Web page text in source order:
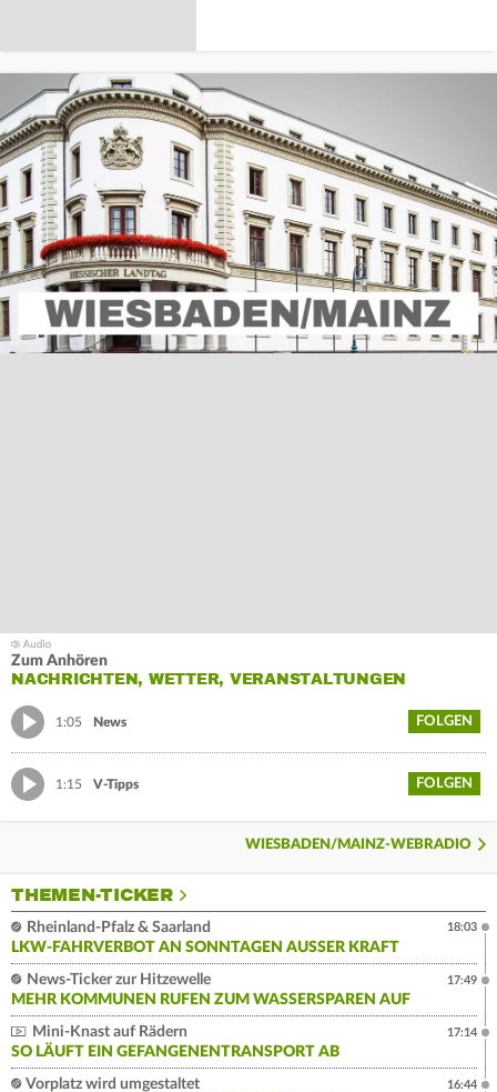
Zum Anhören
NACHRICHTEN, WETTER, VERANSTALTUNGEN
1:05 News FOLGEN
1:15 V-Tipps FOLGEN
WIESBADEN/MAINZ-WEBRADIO
THEMEN-TICKER
Rheinland-Pfalz & Saarland
LKW-FAHRVERBOT AN SONNTAGEN AUSSER KRAFT
18:03
News-Ticker zur Hitzewelle
MEHR KOMMUNEN RUFEN ZUM WASSERSPAREN AUF
17:49
Mini-Knast auf Rädern
SO LÄUFT EIN GEFANGENENTRANSPORT AB
17:14
Vorplatz wird umgestaltet
16:44